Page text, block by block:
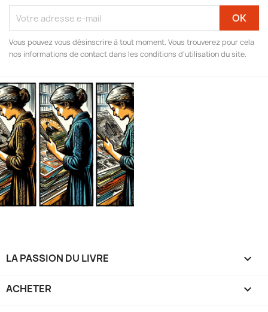
Vous pouvez vous désinscrire à tout moment. Vous trouverez pour cela
nos informations de contact dans les conditions d'utilisation du site.
LA PASSION DU LIVRE 
ACHETER 